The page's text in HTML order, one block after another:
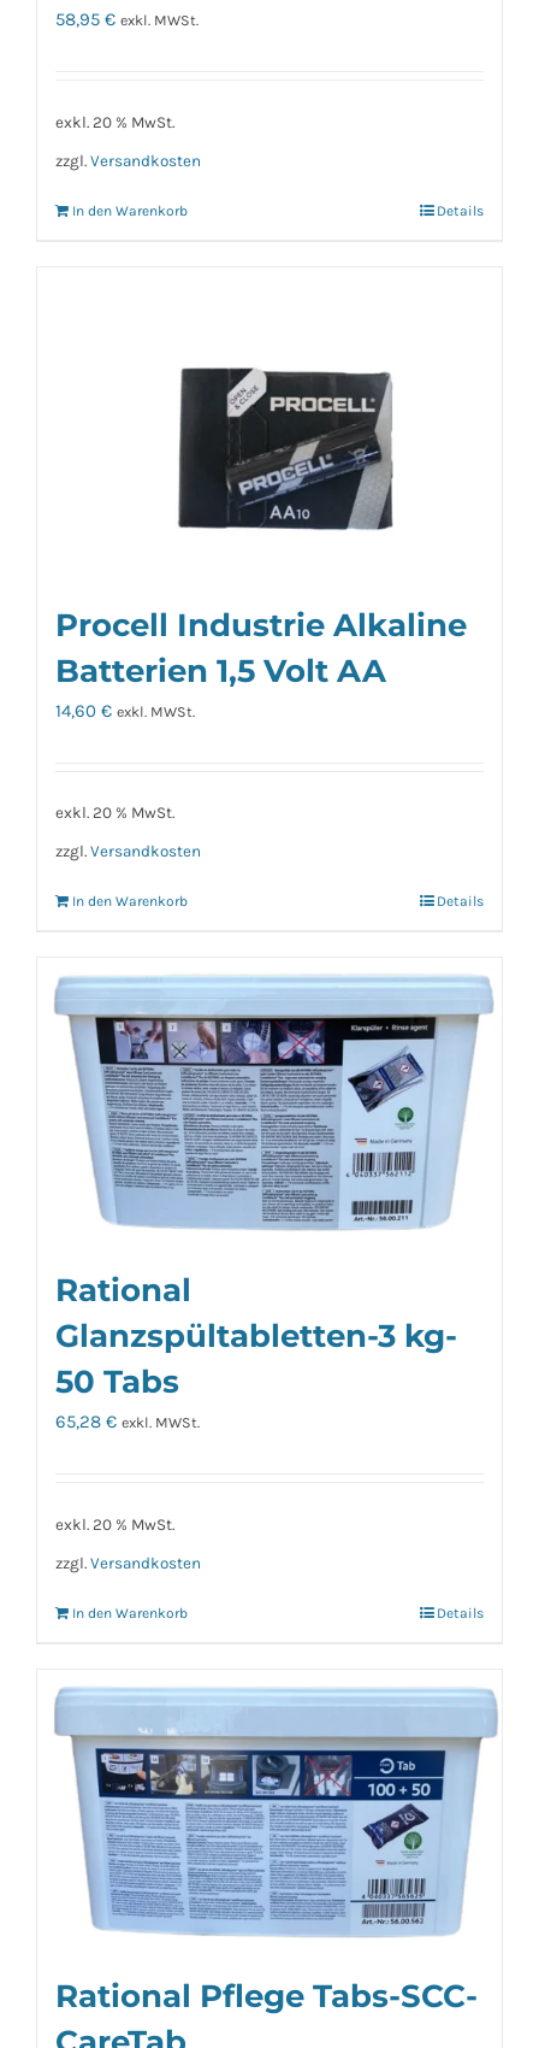
58,95 € exkl. MWSt.
exkl. 20 % MwSt.
zzgl. Versandkosten
In den Warenkorb Details
Procell Industrie Alkaline
Batterien 1,5 Volt AA
14,60 € exkl. MWSt.
exkl. 20 % MwSt.
zzgl. Versandkosten
In den Warenkorb Details
Rational
Glanzspültabletten-3 kg-
50 Tabs
65,28 € exkl. MWSt.
exkl. 20 % MwSt.
zzgl. Versandkosten
In den Warenkorb Details
Rational Pflege Tabs-SCC-